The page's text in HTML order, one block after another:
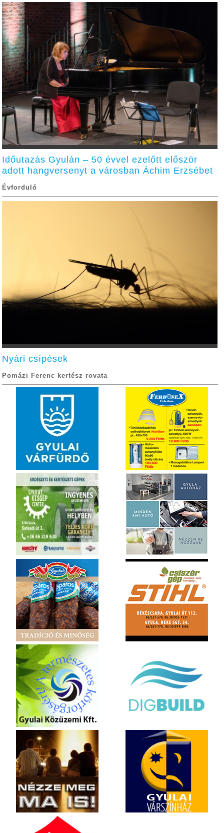
Időutazás Gyulán – 50 évvel ezelőtt először
adott hangversenyt a városban Áchim Erzsébet
Évforduló
Nyári csípések
Pomázi Ferenc kertész rovata